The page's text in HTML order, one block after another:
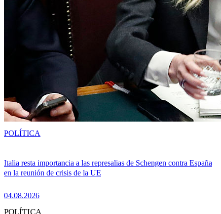
Italia resta importancia a las represalias de Schengen contra España
en la reunión de crisis de la UE
04.08.2026
POLÍTICA
POLÍTICA